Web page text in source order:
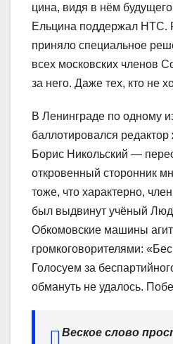
цина, видя в нём
Ельцина поддержал НТС.
приняло специальное
всех московских членов
за него. Даже тех, кто не
В Ленинграде по одному
баллотировался
Борис Никольский —
откровенный сторонник
тоже, что характерно,
был выдвинут учёный
Обкомовские машины
громкоговорителями:
Голосуем за
обмануть не удалось.
Веское слово